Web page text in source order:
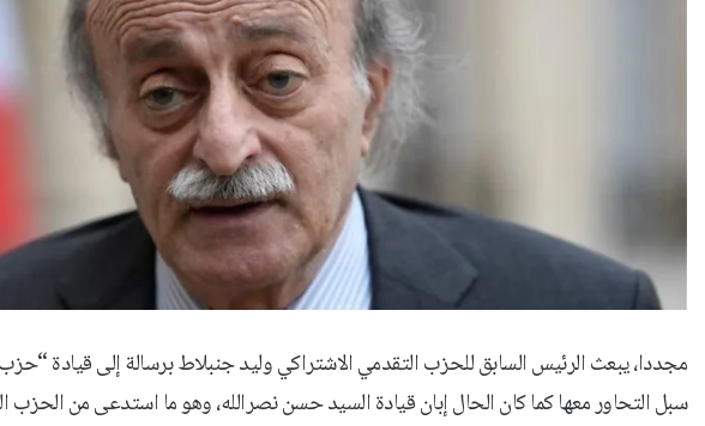
مجددا، يبعث الرئيس السابق للحزب التقدمي الاشتراكي وليد جنبلاط برسالة إلى قيادة “حزب
سبل التحاور معها كما كان الحال إبان قيادة السيد حسن نصرالله، وهو ما استدعى من الحزب